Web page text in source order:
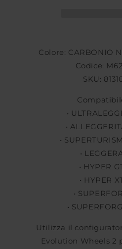
Colore: CARBONIO
Codice:
SKU:
•
•
•
•
• HYPER
• HYPER
•
•
Utilizza il
Evolution Wheels 2